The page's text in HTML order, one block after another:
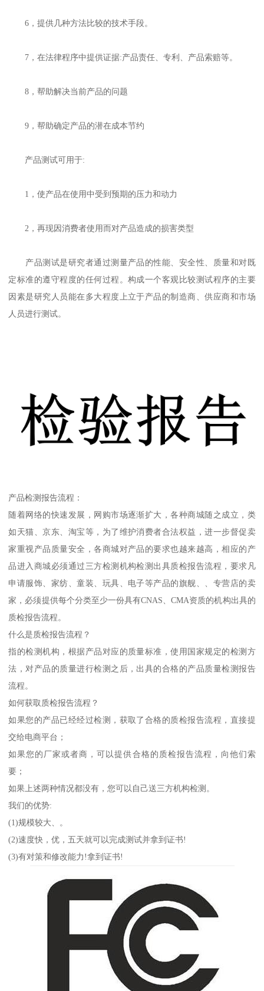
6，提供几种方法比较的技术手段。
7，在法律程序中提供证据:产品责任、专利、产品索赔等。
8，帮助解决当前产品的问题
9，帮助确定产品的潜在成本节约
产品测试可用于:
1，使产品在使用中受到预期的压力和动力
2，再现因消费者使用而对产品造成的损害类型
产品测试是研究者通过测量产品的性能、安全性、质量和对既
定标准的遵守程度的任何过程。构成一个客观比较测试程序的主要
因素是研究人员能在多大程度上立于产品的制造商、供应商和市场
人员进行测试。
产品检测报告流程：
随着网络的快速发展，网购市场逐渐扩大，各种商城随之成立，类
如天猫、京东、淘宝等，为了维护消费者合法权益，进一步督促卖
家重视产品质量安全，各商城对产品的要求也越来越高，相应的产
品进入商城必须通过三方检测机构检测出具质检报告流程，要求凡
申请服饰、家纺、童装、玩具、电子等产品的旗舰、、专营店的卖
家，必须提供每个分类至少一份具有CNAS、CMA资质的机构出具的
质检报告流程。
什么是质检报告流程？
指的检测机构，根据产品对应的质量标准，使用国家规定的检测方
法，对产品的质量进行检测之后，出具的合格的产品质量检测报告
流程。
如何获取质检报告流程？
如果您的产品已经经过检测，获取了合格的质检报告流程，直接提
交给电商平台；
如果您的厂家或者商，可以提供合格的质检报告流程，向他们索
要；
如果上述两种情况都没有，您可以自己送三方机构检测。
我们的优势:
(1)规模较大、。
(2)速度快，优，五天就可以完成测试并拿到证书!
(3)有对策和修改能力!拿到证书!